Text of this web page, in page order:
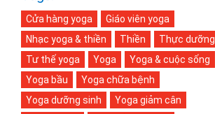
Cửa hàng yoga
Giáo viên yoga
Nhạc yoga & thiền
Thiền
Thực dưỡng
Tư thế yoga
Yoga
Yoga & cuộc sống
Yoga bầu
Yoga chữa bệnh
Yoga dưỡng sinh
Yoga giảm cân